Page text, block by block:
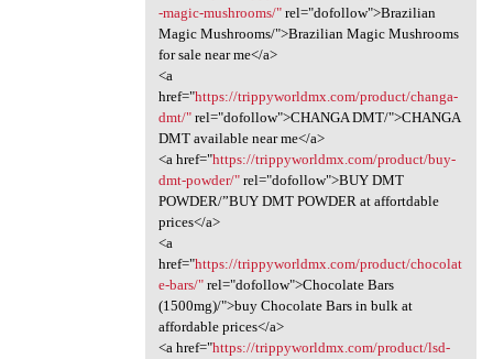
-magic-mushrooms/"rel="dofollow">Brazilian
Magic Mushrooms/">Brazilian Magic Mushrooms
for sale near me</a>
<a
href="https://trippyworldmx.com/product/changa-
dmt/"rel="dofollow">CHANGA DMT/">CHANGA
DMT available near me</a>
<a href="https://trippyworldmx.com/product/buy-
dmt-powder/"rel="dofollow">BUY DMT
POWDER/”BUY DMT POWDER at affortdable
prices</a>
<a
href="https://trippyworldmx.com/product/chocolat
e-bars/"rel="dofollow">Chocolate Bars
(1500mg)/">buy Chocolate Bars in bulk at
affordable prices</a>
<a href="https://trippyworldmx.com/product/lsd-